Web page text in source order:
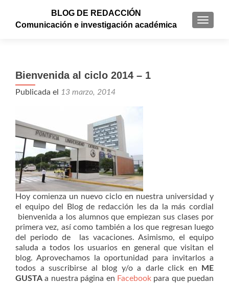
BLOG DE REDACCIÓN
Comunicación e investigación académica
Bienvenida al ciclo 2014 – 1
Publicada el 13 marzo, 2014
Hoy comienza un nuevo ciclo en nuestra universidad y
el equipo del Blog de redacción les da la más cordial
bienvenida a los alumnos que empiezan sus clases por
primera vez, así como también a los que regresan luego
del periodo de las vacaciones. Asimismo, el equipo
saluda a todos los usuarios en general que visitan el
blog. Aprovechamos la oportunidad para invitarlos a
todos a suscribirse al blog y/o a darle click en
ME
GUSTA a nuestra página en Facebookpara que puedan